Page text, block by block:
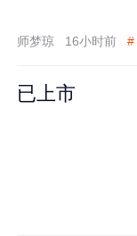
师梦琼 16小时前 #
已上市